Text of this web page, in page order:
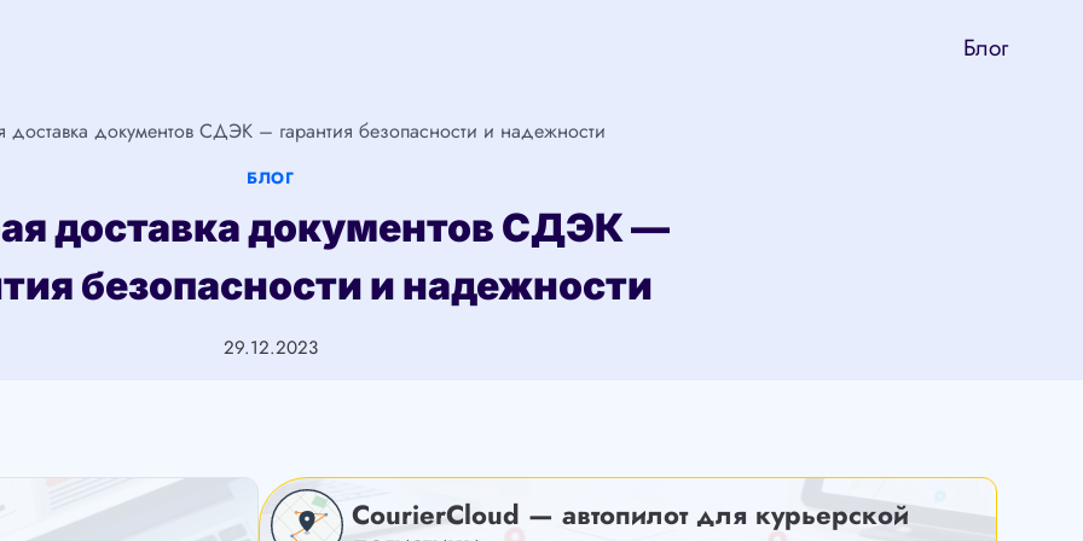
Блог
доставка документов СДЭК – гарантия безопасности и надежности
БЛОГ
доставка документов СДЭК —
безопасности и надежности
29.12.2023
CourierCloud — автопилот для курьерской